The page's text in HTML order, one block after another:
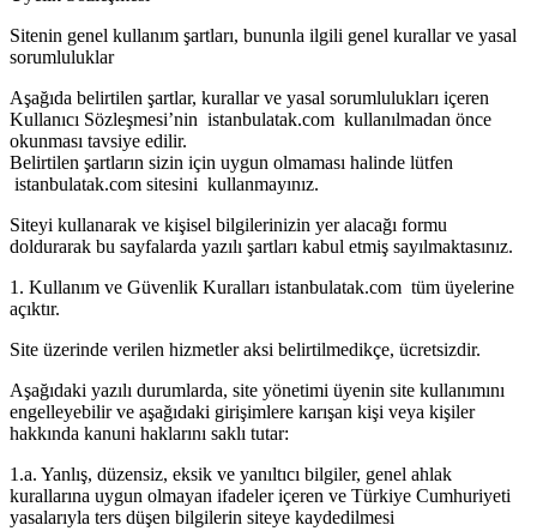
Sitenin genel kullanım şartları, bununla ilgili genel kurallar ve yasal
sorumluluklar
Aşağıda belirtilen şartlar, kurallar ve yasal sorumlulukları içeren
Kullanıcı Sözleşmesi’nin istanbulatak.com kullanılmadan önce
okunması tavsiye edilir.
Belirtilen şartların sizin için uygun olmaması halinde lütfen
istanbulatak.com sitesini kullanmayınız.
Siteyi kullanarak ve kişisel bilgilerinizin yer alacağı formu
doldurarak bu sayfalarda yazılı şartları kabul etmiş sayılmaktasınız.
1. Kullanım ve Güvenlik Kuralları istanbulatak.com tüm üyelerine
açıktır.
Site üzerinde verilen hizmetler aksi belirtilmedikçe, ücretsizdir.
Aşağıdaki yazılı durumlarda, site yönetimi üyenin site kullanımını
engelleyebilir ve aşağıdaki girişimlere karışan kişi veya kişiler
hakkında kanuni haklarını saklı tutar:
1.a. Yanlış, düzensiz, eksik ve yanıltıcı bilgiler, genel ahlak
kurallarına uygun olmayan ifadeler içeren ve Türkiye Cumhuriyeti
yasalarıyla ters düşen bilgilerin siteye kaydedilmesi